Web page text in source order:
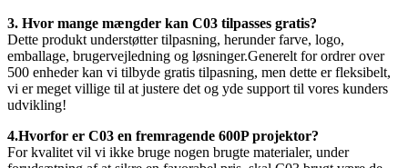
3. Hvor mange mængder kan C03 tilpasses gratis?
Dette produkt understøtter tilpasning, herunder farve, logo,
emballage, brugervejledning og løsninger.Generelt for ordrer over
500 enheder kan vi tilbyde gratis tilpasning, men dette er fleksibelt,
vi er meget villige til at justere det og yde support til vores kunders
udvikling!
4.Hvorfor er C03 en fremragende 600P projektor?
For kvalitet vil vi ikke bruge nogen brugte materialer, under